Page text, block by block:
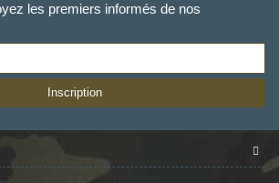
les premiers informés de nos
Inscription